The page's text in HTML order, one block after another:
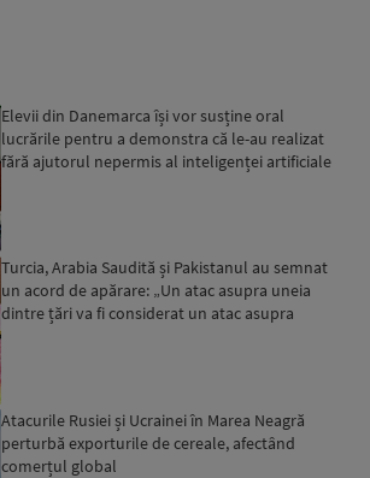
Elevii din Danemarca își vor susține oral
lucrările pentru a demonstra că le-au realizat
fără ajutorul nepermis al inteligenței artificiale
Turcia, Arabia Saudită și Pakistanul au semnat
un acord de apărare: „Un atac asupra uneia
dintre țări va fi considerat un atac asupra
Atacurile Rusiei și Ucrainei în Marea Neagră
perturbă exporturile de cereale, afectând
comerțul global